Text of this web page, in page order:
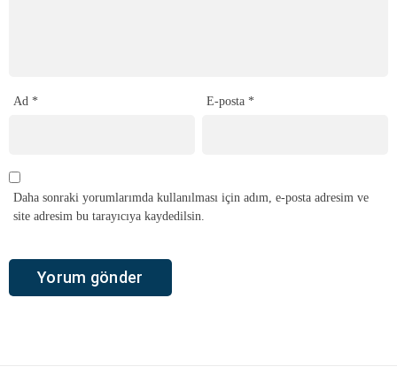
Ad * E-posta *
Daha sonraki yorumlarımda kullanılması için adım, e-posta adresim ve
site adresim bu tarayıcıya kaydedilsin.